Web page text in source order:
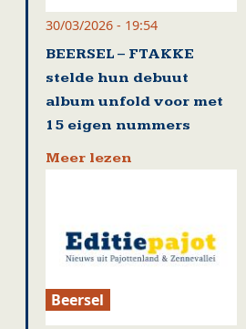
30/03/2026 - 19:54
BEERSEL – FTAKKE
stelde hun debuut
album unfold voor met
15 eigen nummers
Meer lezen
Beersel